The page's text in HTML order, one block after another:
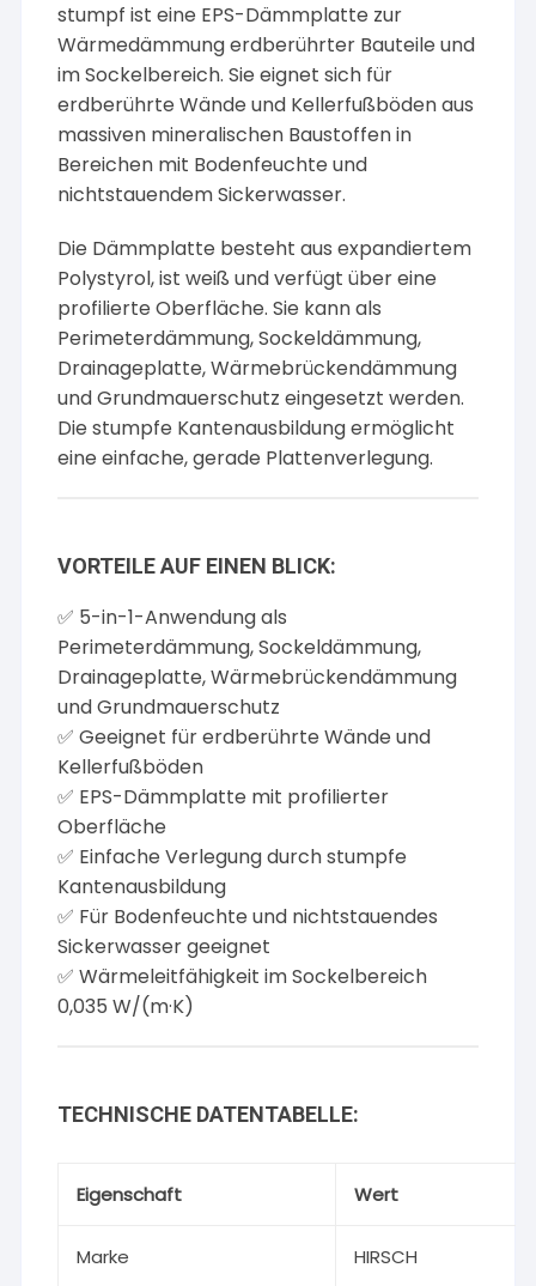
stumpf ist eine EPS-Dämmplatte zur
Wärmedämmung erdberührter Bauteile und
im Sockelbereich. Sie eignet sich für
erdberührte Wände und Kellerfußböden aus
massiven mineralischen Baustoffen in
Bereichen mit Bodenfeuchte und
nichtstauendem Sickerwasser.
Die Dämmplatte besteht aus expandiertem
Polystyrol, ist weiß und verfügt über eine
profilierte Oberfläche. Sie kann als
Perimeterdämmung, Sockeldämmung,
Drainageplatte, Wärmebrückendämmung
und Grundmauerschutz eingesetzt werden.
Die stumpfe Kantenausbildung ermöglicht
eine einfache, gerade Plattenverlegung.
VORTEILE AUF EINEN BLICK:
✅ 5-in-1-Anwendung als
Perimeterdämmung, Sockeldämmung,
Drainageplatte, Wärmebrückendämmung
und Grundmauerschutz
✅ Geeignet für erdberührte Wände und
Kellerfußböden
✅ EPS-Dämmplatte mit profilierter
Oberfläche
✅ Einfache Verlegung durch stumpfe
Kantenausbildung
✅ Für Bodenfeuchte und nichtstauendes
Sickerwasser geeignet
✅ Wärmeleitfähigkeit im Sockelbereich
0,035 W/(m·K)
TECHNISCHE DATENTABELLE:
Eigenschaft Wert
Marke HIRSCH